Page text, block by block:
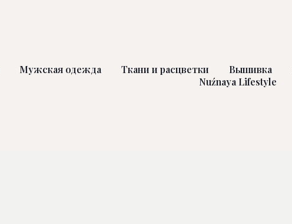
Мужская одежда Ткани и расцветки Вышивка
Nuźnaya Lifestyle